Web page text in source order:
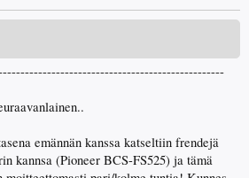
emännän kanssa katseltiin frendejä
kannsa (Pioneer BCS-FS525) ja tämä